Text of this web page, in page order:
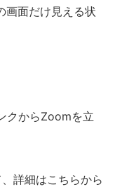
画面だけ見える状
クからZoomを立
詳細はこちらから